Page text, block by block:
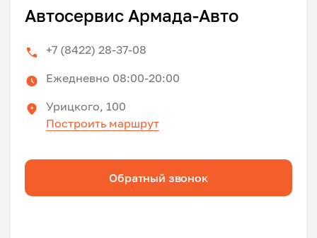
Автосервис Армада-Авто
+7 (8422) 28-37-08
Ежедневно 08:00-20:00
Урицкого, 100
Построить маршрут
Обратный звонок